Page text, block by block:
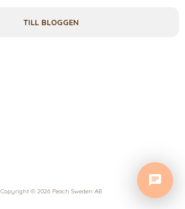
TILL BLOGGEN
Copyright © 2026 Peach Sweden AB